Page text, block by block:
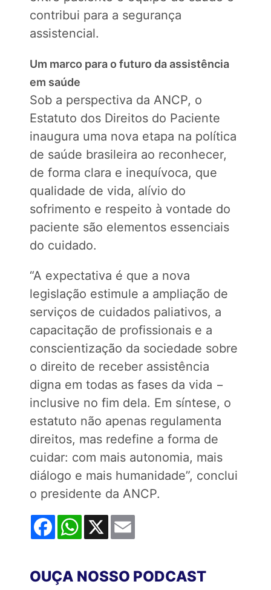
contribui para a segurança
assistencial.
Um marco para o futuro da assistência
em saúde
Sob a perspectiva da ANCP, o
Estatuto dos Direitos do Paciente
inaugura uma nova etapa na política
de saúde brasileira ao reconhecer,
de forma clara e inequívoca, que
qualidade de vida, alívio do
sofrimento e respeito à vontade do
paciente são elementos essenciais
do cuidado.
“A expectativa é que a nova
legislação estimule a ampliação de
serviços de cuidados paliativos, a
capacitação de profissionais e a
conscientização da sociedade sobre
o direito de receber assistência
digna em todas as fases da vida −
inclusive no fim dela. Em síntese, o
estatuto não apenas regulamenta
direitos, mas redefine a forma de
cuidar: com mais autonomia, mais
diálogo e mais humanidade”, conclui
o presidente da ANCP.
FacebookWhatsApp
X
OUÇA NOSSO PODCAST